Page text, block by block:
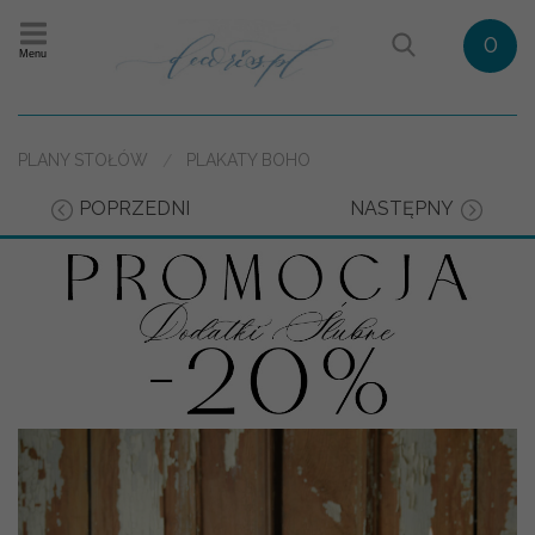
Menu 0
PLANY STOŁÓW PLAKATY BOHO
POPRZEDNI NASTĘPNY